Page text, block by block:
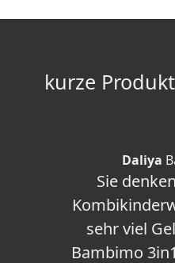
kurze
Daliya
Sie
sehr viel
Bambimo